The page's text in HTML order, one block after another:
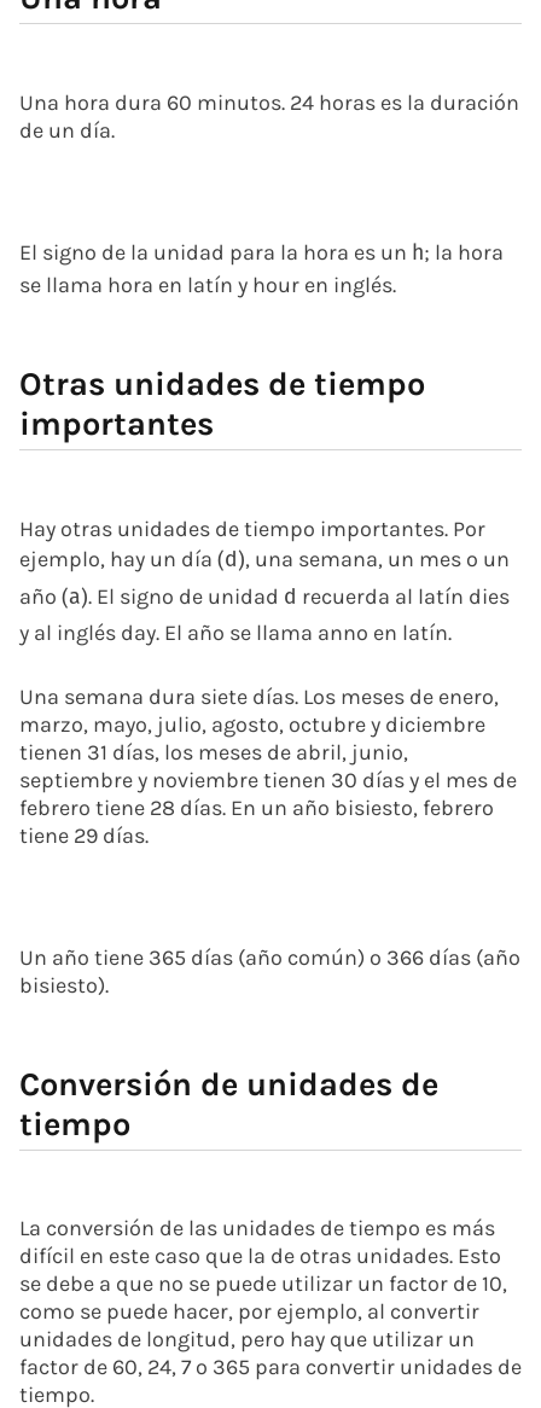
Una hora dura 60 minutos. 24 horas es la duración
de un día.
El signo de la unidad para la hora es un h; la hora
se llama hora en latín y hour en inglés.
Otras unidades de tiempo
importantes
Hay otras unidades de tiempo importantes. Por
ejemplo, hay un día (d ), una semana, un mes o un
año (a). El signo de unidad d recuerda al latín dies
y al inglés day. El año se llama anno en latín.
Una semana dura siete días. Los meses de enero,
marzo, mayo, julio, agosto, octubre y diciembre
tienen 31 días, los meses de abril, junio,
septiembre y noviembre tienen 30 días y el mes de
febrero tiene 28 días. En un año bisiesto, febrero
tiene 29 días.
Un año tiene 365 días (año común) o 366 días (año
bisiesto).
Conversión de unidades de
tiempo
La conversión de las unidades de tiempo es más
difícil en este caso que la de otras unidades. Esto
se debe a que no se puede utilizar un factor de 10,
como se puede hacer, por ejemplo, al convertir
unidades de longitud, pero hay que utilizar un
factor de 60, 24, 7 o 365 para convertir unidades de
tiempo.